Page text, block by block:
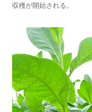
収穫が開始される。